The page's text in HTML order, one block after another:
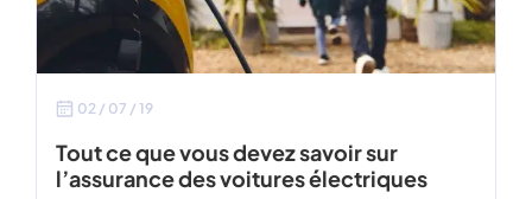
02 / 07 / 19
Tout ce que vous devez savoir sur
l’assurance des voitures électriques